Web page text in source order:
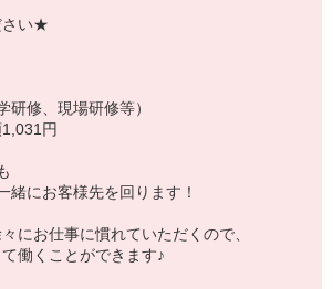
処理
平均収入 165,000円/月（週5勤務 扶養
）
ランチ
ポートも充実！
さい★
修、現場研修等）
円
緒にお客様先を回ります！
にお仕事に慣れていただくので、
働くことができます♪